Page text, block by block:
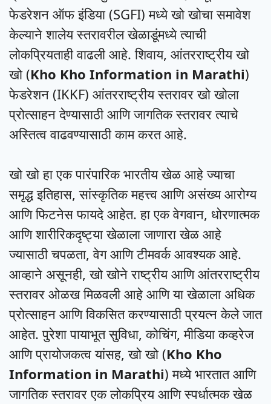
फेडरेशन ऑफ इंडिया (SGFI) मध्ये खो खोचा समावेश
केल्याने शालेय स्तरावरील खेळाडूंमध्ये त्याची
लोकप्रियताही वाढली आहे. शिवाय, आंतरराष्ट्रीय खो
खो (Kho Kho Information in Marathi)
फेडरेशन (IKKF) आंतरराष्ट्रीय स्तरावर खो खोला
प्रोत्साहन देण्यासाठी आणि जागतिक स्तरावर त्याचे
अस्तित्व वाढवण्यासाठी काम करत आहे.
खो खो हा एक पारंपारिक भारतीय खेळ आहे ज्याचा
समृद्ध इतिहास, सांस्कृतिक महत्त्व आणि असंख्य आरोग्य
आणि फिटनेस फायदे आहेत. हा एक वेगवान, धोरणात्मक
आणि शारीरिकदृष्ट्या खेळाला जाणारा खेळ आहे
ज्यासाठी चपळता, वेग आणि टीमवर्क आवश्यक आहे.
आव्हाने असूनही, खो खोने राष्ट्रीय आणि आंतरराष्ट्रीय
स्तरावर ओळख मिळवली आहे आणि या खेळाला अधिक
प्रोत्साहन आणि विकसित करण्यासाठी प्रयत्न केले जात
आहेत. पुरेशा पायाभूत सुविधा, कोचिंग, मीडिया कव्हरेज
आणि प्रायोजकत्व यांसह, खो खो (Kho Kho
Information in Marathi) मध्ये भारतात आणि
जागतिक स्तरावर एक लोकप्रिय आणि स्पर्धात्मक खेळ